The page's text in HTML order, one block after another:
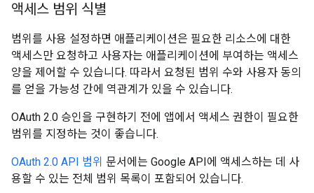
액세스 범위 식별
범위를 사용 설정하면 애플리케이션은 필요한 리소스에 대한
액세스만 요청하고 사용자는 애플리케이션에 부여하는 액세스
양을 제어할 수 있습니다. 따라서 요청된 범위 수와 사용자 동의
를 얻을 가능성 간에 역관계가 있을 수 있습니다.
OAuth 2.0 승인을 구현하기 전에 앱에서 액세스 권한이 필요한
범위를 지정하는 것이 좋습니다.
OAuth 2.0 API 범위 문서에는 Google API에 액세스하는 데 사
용할 수 있는 전체 범위 목록이 포함되어 있습니다.